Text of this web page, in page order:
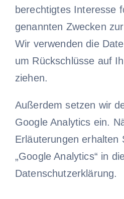
berechtigtes Interesse
genannten Zwecken
Wir verwenden die
um Rückschlüsse auf
ziehen.
Außerdem setzen wir
Google Analytics ein.
Erläuterungen erhalten
„Google Analytics“ in
Datenschutzerklärung.